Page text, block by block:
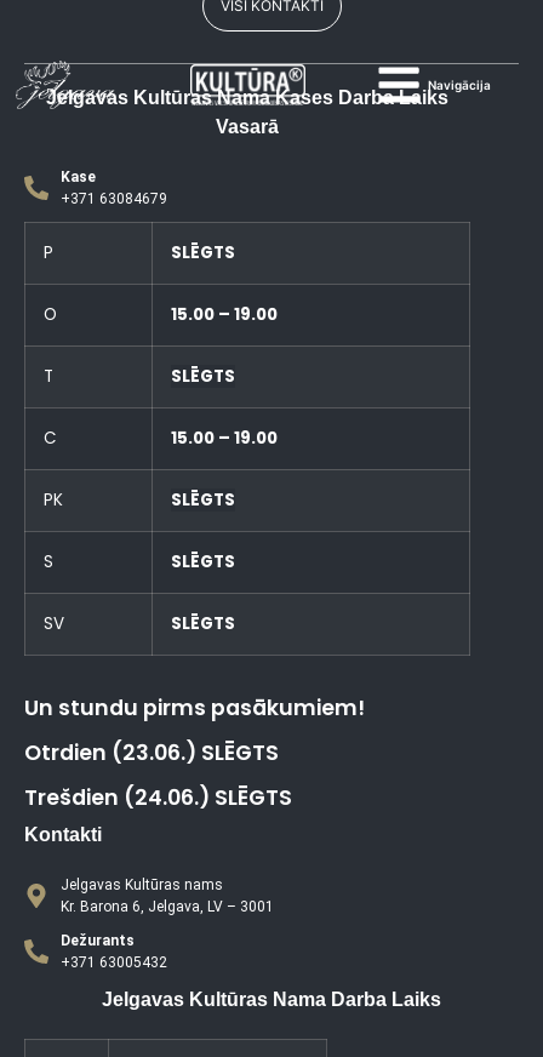
Navigācija
VISI KONTAKTI
Jelgavas Kultūras Nama Kases Darba Laiks
Vasarā
Kase
+371 63084679
P SLĒGTS
O 15.00 – 19.00
T SLĒGTS
C 15.00 – 19.00
PK SLĒGTS
S SLĒGTS
SV SLĒGTS
Un stundu pirms pasākumiem!
Otrdien (23.06.) SLĒGTS
Trešdien (24.06.) SLĒGTS
Kontakti
Jelgavas Kultūras nams
Kr. Barona 6, Jelgava, LV – 3001
Dežurants
+371 63005432
Jelgavas Kultūras Nama Darba Laiks